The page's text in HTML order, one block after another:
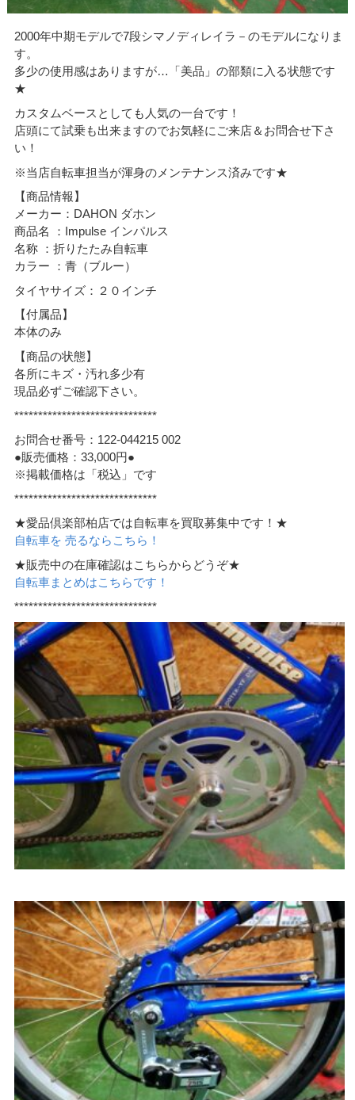
2000年中期モデルで7段シマノディレイラ－のモデルになりま
す。
多少の使用感はありますが…「美品」の部類に入る状態です
★
カスタムベースとしても人気の一台です！
店頭にて試乗も出来ますのでお気軽にご来店＆お問合せ下さ
い！
※当店自転車担当が渾身のメンテナンス済みです★
【商品情報】
メーカー：DAHON ダホン
商品名 ：Impulse インパルス
名称 ：折りたたみ自転車
カラー ：青（ブルー）
タイヤサイズ：２０インチ
【付属品】
本体のみ
【商品の状態】
各所にキズ・汚れ多少有
現品必ずご確認下さい。
******************************
お問合せ番号：122-044215 002
●販売価格：33,000円●
※掲載価格は「税込」です
******************************
★愛品倶楽部柏店では自転車を買取募集中です！★
自転車を 売るならこちら！
★販売中の在庫確認はこちらからどうぞ★
自転車まとめはこちらです！
******************************